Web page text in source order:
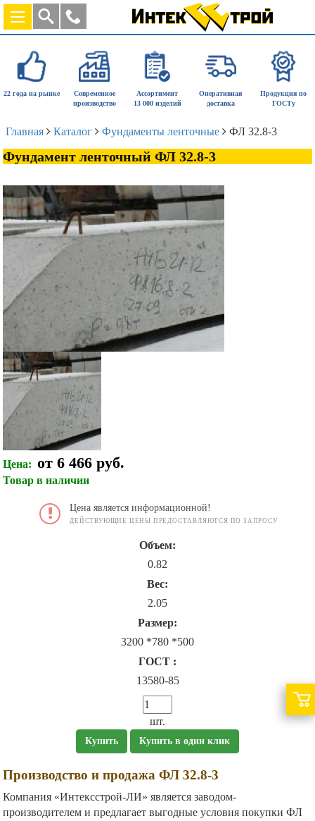
22 года на рынке
Современное
производство
Ассортимент
13 000 изделий
Оперативная
доставка
Продукция по
ГОСТу
Главная Каталог Фундаменты ленточные ФЛ 32.8-3
Фундамент ленточный ФЛ 32.8-3
Цена: от 6 466 руб.
Товар в наличии
Цена является информационной!
ДЕЙСТВУЮЩИЕ ЦЕНЫ ПРЕДОСТАВЛЯЮТСЯ ПО ЗАПРОСУ
Объем:
0.82
Вес:
2.05
Размер:
3200 *780 *500
ГОСТ :
13580-85
шт.
Купить Купить в один клик
Производство и продажа ФЛ 32.8-3
Компания «Интексстрой-ЛИ» является заводом-
производителем и предлагает выгодные условия покупки ФЛ